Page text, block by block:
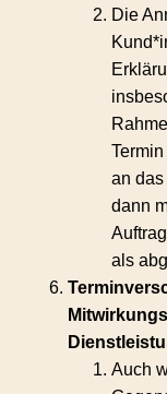
Die
an
dann
als
Auch